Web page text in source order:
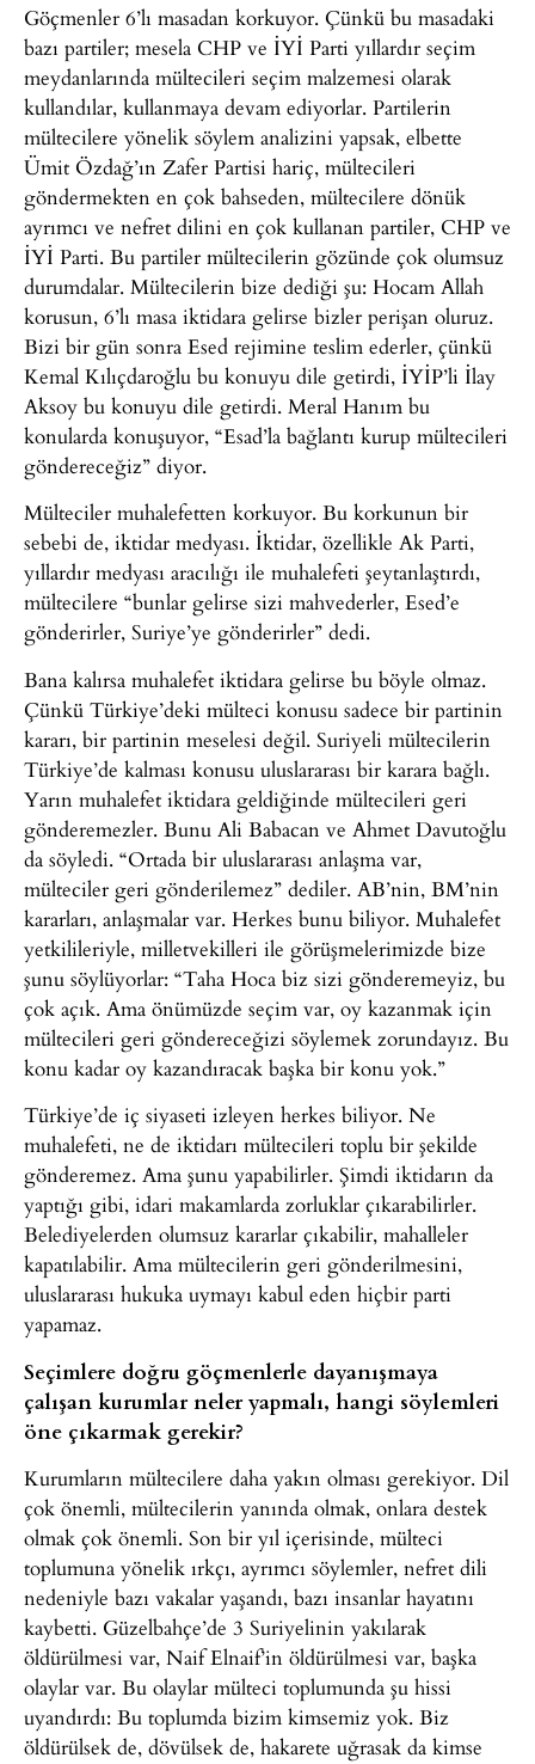
Göçmenler 6’lı masadan korkuyor. Çünkü bu masadaki
bazı partiler; mesela CHP ve İYİ Parti yıllardır seçim
meydanlarında mültecileri seçim malzemesi olarak
kullandılar, kullanmaya devam ediyorlar. Partilerin
mültecilere yönelik söylem analizini yapsak, elbette
Ümit Özdağ’ın Zafer Partisi hariç, mültecileri
göndermekten en çok bahseden, mültecilere dönük
ayrımcı ve nefret dilini en çok kullanan partiler, CHP ve
İYİ Parti. Bu partiler mültecilerin gözünde çok olumsuz
durumdalar. Mültecilerin bize dediği şu: Hocam Allah
korusun, 6’lı masa iktidara gelirse bizler perişan oluruz.
Bizi bir gün sonra Esed rejimine teslim ederler, çünkü
Kemal Kılıçdaroğlu bu konuyu dile getirdi, İYİP’li İlay
Aksoy bu konuyu dile getirdi. Meral Hanım bu
konularda konuşuyor, “Esad’la bağlantı kurup mültecileri
göndereceğiz” diyor.
Mülteciler muhalefetten korkuyor. Bu korkunun bir
sebebi de, iktidar medyası. İktidar, özellikle Ak Parti,
yıllardır medyası aracılığı ile muhalefeti şeytanlaştırdı,
mültecilere “bunlar gelirse sizi mahvederler, Esed’e
gönderirler, Suriye’ye gönderirler” dedi.
Bana kalırsa muhalefet iktidara gelirse bu böyle olmaz.
Çünkü Türkiye’deki mülteci konusu sadece bir partinin
kararı, bir partinin meselesi değil. Suriyeli mültecilerin
Türkiye’de kalması konusu uluslararası bir karara bağlı.
Yarın muhalefet iktidara geldiğinde mültecileri geri
gönderemezler. Bunu Ali Babacan ve Ahmet Davutoğlu
da söyledi. “Ortada bir uluslararası anlaşma var,
mülteciler geri gönderilemez” dediler. AB’nin, BM’nin
kararları, anlaşmalar var. Herkes bunu biliyor. Muhalefet
yetkilileriyle, milletvekilleri ile görüşmelerimizde bize
şunu söylüyorlar: “Taha Hoca biz sizi gönderemeyiz, bu
çok açık. Ama önümüzde seçim var, oy kazanmak için
mültecileri geri göndereceğizi söylemek zorundayız. Bu
konu kadar oy kazandıracak başka bir konu yok.”
Türkiye’de iç siyaseti izleyen herkes biliyor. Ne
muhalefeti, ne de iktidarı mültecileri toplu bir şekilde
gönderemez. Ama şunu yapabilirler. Şimdi iktidarın da
yaptığı gibi, idari makamlarda zorluklar çıkarabilirler.
Belediyelerden olumsuz kararlar çıkabilir, mahalleler
kapatılabilir. Ama mültecilerin geri gönderilmesini,
uluslararası hukuka uymayı kabul eden hiçbir parti
yapamaz.
Seçimlere doğru göçmenlerle dayanışmaya
çalışan kurumlar neler yapmalı, hangi söylemleri
öne çıkarmak gerekir?
Kurumların mültecilere daha yakın olması gerekiyor. Dil
çok önemli, mültecilerin yanında olmak, onlara destek
olmak çok önemli. Son bir yıl içerisinde, mülteci
toplumuna yönelik ırkçı, ayrımcı söylemler, nefret dili
nedeniyle bazı vakalar yaşandı, bazı insanlar hayatını
kaybetti. Güzelbahçe’de 3 Suriyelinin yakılarak
öldürülmesi var, Naif Elnaif’in öldürülmesi var, başka
olaylar var. Bu olaylar mülteci toplumunda şu hissi
uyandırdı: Bu toplumda bizim kimsemiz yok. Biz
öldürülsek de, dövülsek de, hakarete uğrasak da kimse